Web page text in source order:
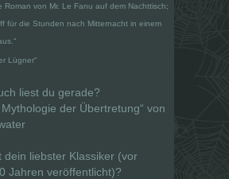
Roman von Mr. Le Fanu auf dem Nachttisch;
für die Stunden nach Mitternacht in einem
Lügner“
liest du gerade?
Mythologie der Übertretung“ von
dein liebster Klassiker (vor
Jahren veröffentlicht)?